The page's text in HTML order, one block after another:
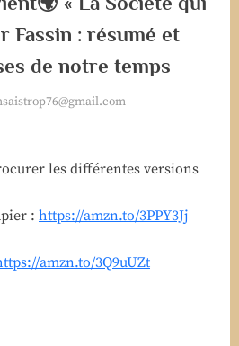
Fassin : résumé et
de notre temps
les différentes versions
: https://amzn.to/3PPY3Jj
amzn.to/3Q9uUZt